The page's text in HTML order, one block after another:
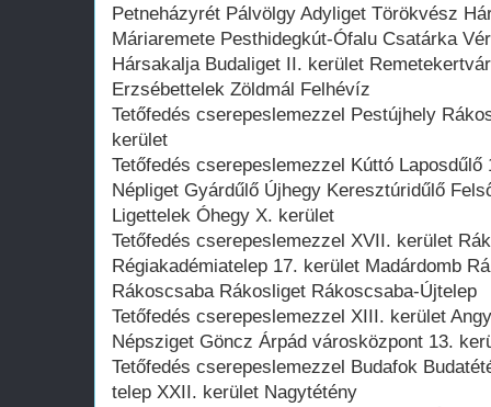
Petneházyrét Pálvölgy Adyliget Törökvész
Máriaremete Pesthidegkút-Ófalu Csatárka
Hársakalja Budaliget II. kerület
Erzsébettelek Zöldmál Felhévíz
Tetőfedés cserepeslemezzel Pestújhely
kerület
Tetőfedés cserepeslemezzel Kúttó
Népliget Gyárdűlő Újhegy Keresztúridűlő
Ligettelek Óhegy X. kerület
Tetőfedés cserepeslemezzel XVII. kerület
Régiakadémiatelep 17. kerület Madárdomb
Rákoscsaba Rákosliget Rákoscsaba-Újtelep
Tetőfedés cserepeslemezzel XIII. kerület
Népsziget Göncz Árpád városközpont 13.
Tetőfedés cserepeslemezzel Budafok
telep XXII. kerület Nagytétény